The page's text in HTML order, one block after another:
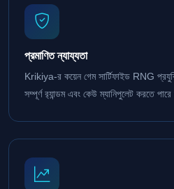
প্রমাণিত ন্যায্যতা
Krikiya-র কয়েন গেম সার্টিফাইড RNG
সম্পূর্ণ র‍্যান্ডম এবং কেউ ম্যানিপুলেট করতে পারে